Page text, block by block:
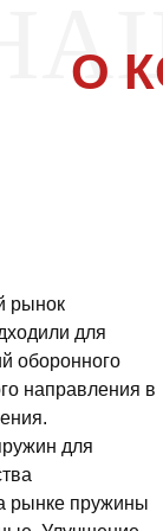
О
рынок
для
оборонного
направления в
для
рынке пружины